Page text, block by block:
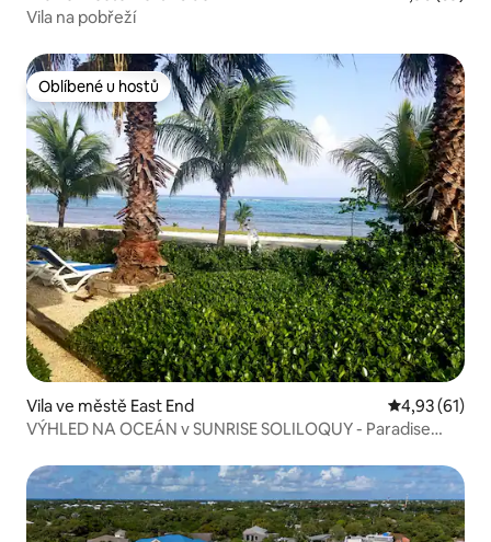
Vila na pobřeží
Oblíbené u hostů
Oblíbené u hostů
Vila ve městě East End Průměrné
4,93 (61)
VÝHLED NA OCEÁN v SUNRISE SOLILOQUY - Paradise